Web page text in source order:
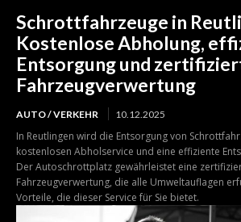
Schrottfahrzeuge in
Kostenlose Abholung,
Entsorgung und
Fahrzeugverwertung
AUTO / VERKEHR 10.12.2025
In Reutlingen wird die Entsorgung von
kostenlosen Abholservice und eine effiziente
Der Autoschrottplatz gewährleistet eine
Fahrzeugverwertung, die alle Umweltauflagen
Vorteile, die dieser Service für Sie bietet.